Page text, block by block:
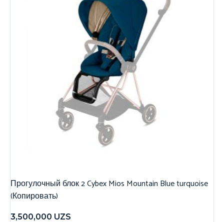
Прогулочный блок 2 Cybex Mios Mountain Blue turquoise
(Копировать)
3,500,000 UZS